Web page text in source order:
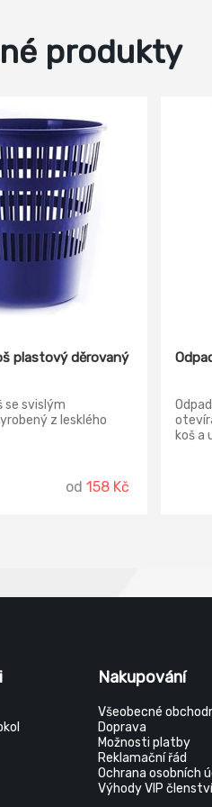
produkty
plastový děrovaný
se svislým
z lesklého
od 158 Kč
koš a
Nakupování
Všeobecné
Doprava
Možnosti platby
Reklamační řád
Ochrana osobních
Výhody VIP